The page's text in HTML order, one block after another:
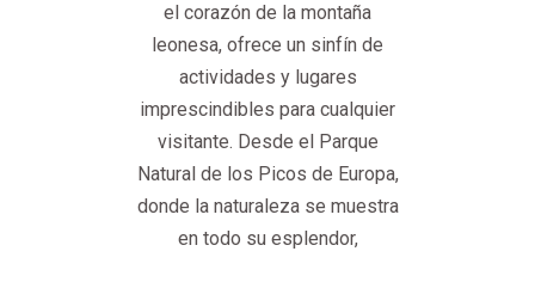
el corazón de la montaña
leonesa, ofrece un sinfín de
actividades y lugares
imprescindibles para cualquier
visitante. Desde el Parque
Natural de los Picos de Europa,
donde la naturaleza se muestra
en todo su esplendor,